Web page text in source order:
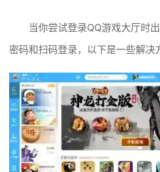
当你尝试登录QQ游戏大厅时
密码和扫码登录，以下是一些解决